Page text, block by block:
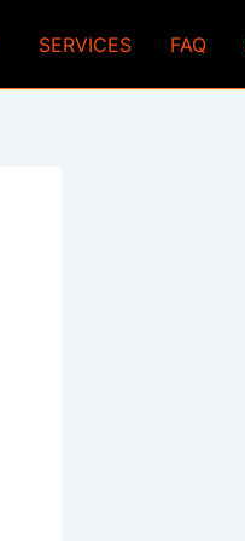
SERVICES FAQ